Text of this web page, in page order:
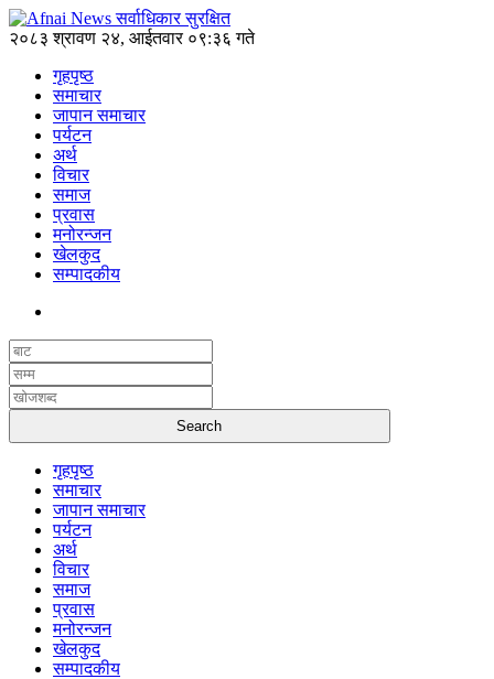
२०८३ श्रावण २४, आईतवार ०९:३६ गते
गृहपृष्ठ
समाचार
जापान समाचार
पर्यटन
अर्थ
विचार
समाज
प्रवास
मनोरन्जन
खेलकुद
सम्पादकीय
गृहपृष्ठ
समाचार
जापान समाचार
पर्यटन
अर्थ
विचार
समाज
प्रवास
मनोरन्जन
खेलकुद
सम्पादकीय